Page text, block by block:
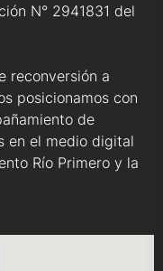
N° 2941831 del
reconversión a
posicionamos con
de
en el medio digital
Río Primero y la